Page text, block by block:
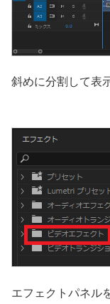
斜めに分割して表
エフェクトパネル